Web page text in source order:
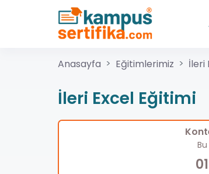
Anasayfa Eğitimlerimiz İleri
İleri Excel Eğitimi
01